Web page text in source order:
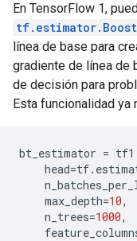
En TensorFlow 1,
línea de base para
gradiente de línea de
de decisión para
Esta funcionalidad ya
bt_estimator = tf1
head=tf.
max_depth=10,
n_trees=1000,